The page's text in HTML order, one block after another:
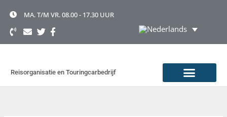
naar
inhoud
MA. T/M VR. 08.00 - 17.30 UUR
Reisorganisatie en Touringcarbedrijf